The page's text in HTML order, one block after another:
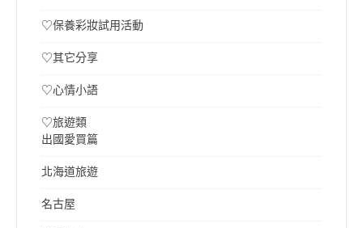
♡保養彩妝試用活動
♡其它分享
♡心情小語
♡旅遊類
出國愛買篇
北海道旅遊
名古屋